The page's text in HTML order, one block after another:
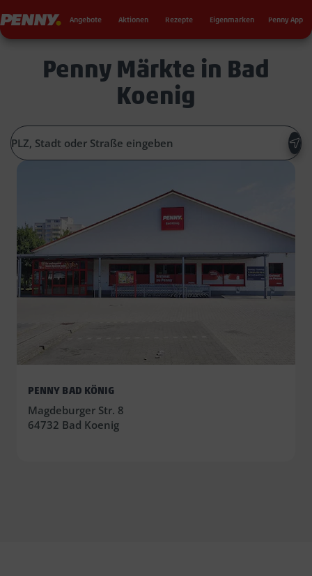
Penny Angebote Aktionen Rezepte Eigenmarken Penny App
Penny Märkte in Bad
Koenig
PENNY BAD KÖNIG
Magdeburger Str. 8
64732 Bad Koenig